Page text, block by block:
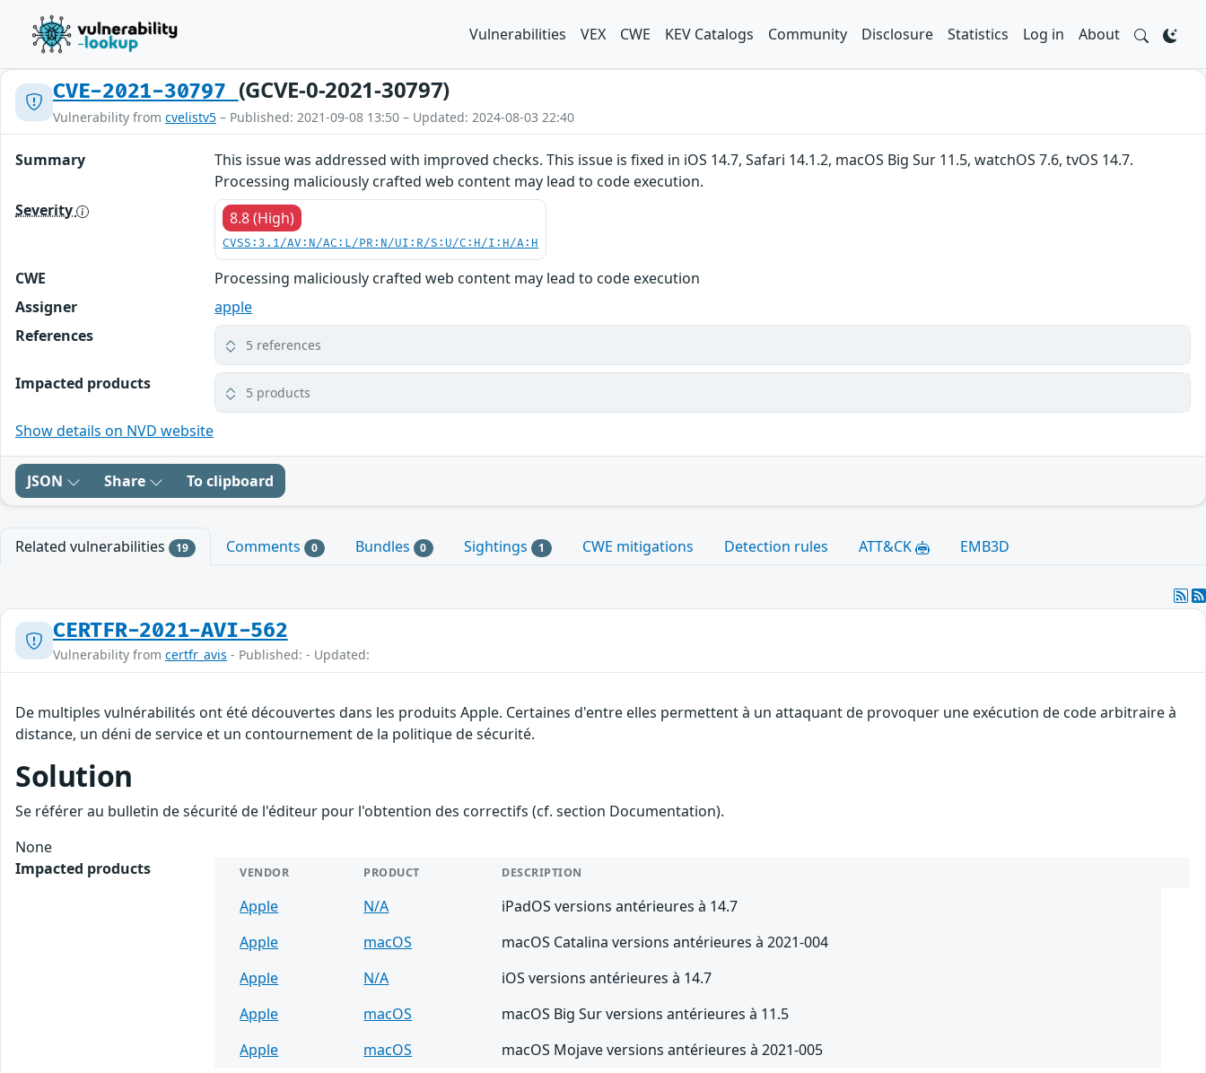
Vulnerabilities VEX CWE KEV Catalogs Community Disclosure Statistics Log in About
CVE-2021-30797 (GCVE-0-2021-30797)
Vulnerability from cvelistv5 – Published: 2021-09-08 13:50 – Updated: 2024-08-03 22:40
Summary
This issue was addressed with improved checks. This issue is fixed in iOS 14.7, Safari 14.1.2, macOS Big Sur 11.5, watchOS 7.6, tvOS 14.7.
Processing maliciously crafted web content may lead to code execution.
Severity
8.8 (High)
CVSS:3.1/AV:N/AC:L/PR:N/UI:R/S:U/C:H/I:H/A:H
CWE
Processing maliciously crafted web content may lead to code execution
Assigner
apple
References
5 references
Impacted products 5 products
Show details on NVD website
JSON Share To clipboard
Related vulnerabilities 19 Comments 0 Bundles 0 Sightings 1 CWE mitigations Detection rules ATT&CK EMB3D
CERTFR-2021-AVI-562
Vulnerability from certfr_avis - Published: - Updated:
De multiples vulnérabilités ont été découvertes dans les produits Apple. Certaines d'entre elles permettent à un attaquant de provoquer une exécution de code arbitraire à
distance, un déni de service et un contournement de la politique de sécurité.
Solution
Se référer au bulletin de sécurité de l'éditeur pour l'obtention des correctifs (cf. section Documentation).
None
Impacted products
VENDOR PRODUCT DESCRIPTION
Apple N/A
iPadOS versions antérieures à 14.7
Apple
macOS
macOS Catalina versions antérieures à 2021-004
Apple
N/A
iOS versions antérieures à 14.7
Apple
macOS
macOS Big Sur versions antérieures à 11.5
Apple
macOS macOS Mojave versions antérieures à 2021-005